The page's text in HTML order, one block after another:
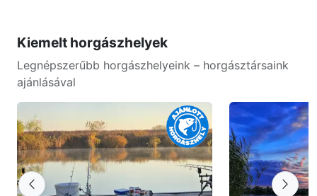
Kiemelt horgászhelyek
Legnépszerűbb horgászhelyeink – horgásztársaink
ajánlásával